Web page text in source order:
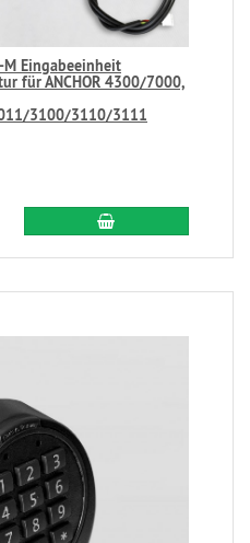
M Eingabeeinheit
für ANCHOR 4300/7000,
3100/3110/3111